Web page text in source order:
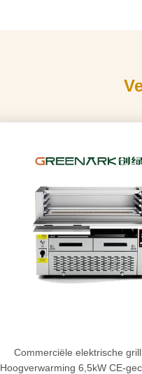
Commerciële elektrische
Hoogverwarming 6,5kW CE-